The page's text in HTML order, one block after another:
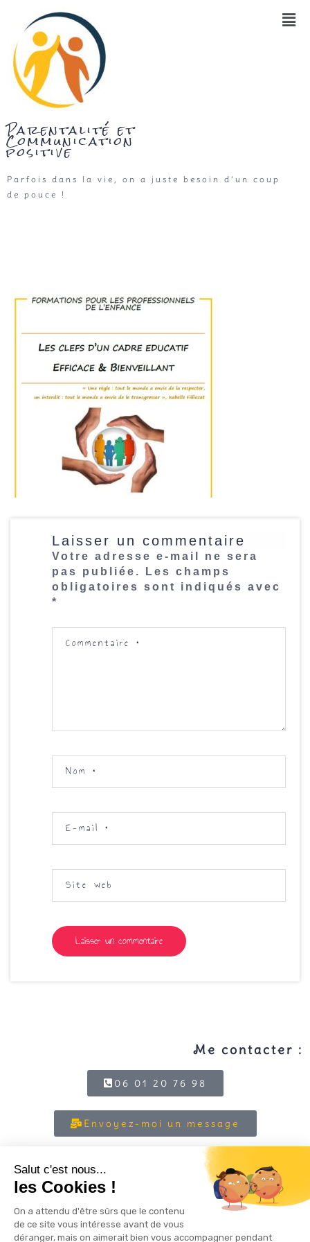
Parentalité et
Communication
positive
Parfois dans la vie, on a juste besoin d’un coup
de pouce !
Laisser un commentaire
Votre adresse e-mail ne sera
pas publiée.
Les champs
obligatoires sont indiqués avec
*
Commentaire *
Nom *
E-mail *
Site web
Me contacter :
06 01 20 76 98
Envoyez-moi un message
Prenez un RV découverte